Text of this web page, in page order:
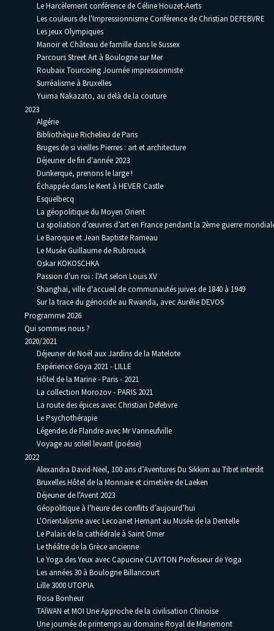
Le Harcèlement conférence de Céline Houzet-Aerts
Les couleurs de l'Impressionnisme Conférence de Christian DEFEBVRE
Les jeux Olympiques
Manoir et Château de famille dans le Sussex
Parcours Street Art à Boulogne sur Mer
Roubaix Tourcoing Journée impressionniste
Surréalisme à Bruxelles
Yuima Nakazato, au delà de la couture
2023
Algérie
Bibliothèque Richelieu de Paris
Bruges de si vieilles Pierres : art et architecture
Déjeuner de fin d'année 2023
Dunkerque, prenons le large !
Échappée dans le Kent à HEVER Castle
Esquelbecq
La géopolitique du Moyen Orient
La spoliation d’œuvres d’art en France pendant la 2ème guerre
Le Baroque et Jean Baptiste Rameau
Le Musée Guillaume de Rubrouck
Oskar KOKOSCHKA
Passion d'un roi : l'Art selon Louis XV
Shanghai, ville d'accueil de communautés juives de 1840 à 1949
Sur la trace du génocide au Rwanda, avec Aurélie DEVOS
Programme 2026
Qui sommes nous ?
2020/2021
Déjeuner de Noël aux Jardins de la Matelote
Expérience Goya 2021 - LILLE
Hôtel de la Marine - Paris - 2021
La collection Morozov - PARIS 2021
La route des épices avec Christian Defebvre
Le Psychothérapie
Légendes de Flandre avec Mr Vanneufville
Voyage au soleil levant (poésie)
2022
Alexandra David-Neel, 100 ans d’Aventures Du Sikkim au Tibet interdit
Bruxelles Hôtel de la Monnaie et cimetière de Laeken
Déjeuner de l'Avent 2023
Géopolitique à l'heure des conflits d’aujourd’hui
L'Orientalisme avec Lecoanet Hemant au Musée de la Dentelle
Le Palais de la cathédrale à Saint Omer
Le théâtre de la Grèce ancienne
Le Yoga des Yeux avec Capucine CLAYTON Professeur de Yoga
Les années 30 à Boulogne Billancourt
Lille 3000 UTOPIA
Rosa Bonheur
TAÏWAN et MOI Une Approche de la civilisation Chinoise
Une journée de printemps au domaine Royal de Mariemont